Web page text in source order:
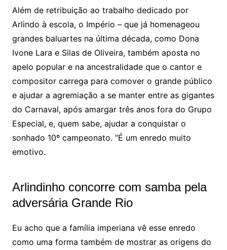
Além de retribuição ao trabalho dedicado por
Arlindo à escola, o Império – que já homenageou
grandes baluartes na última década, como Dona
Ivone Lara e Silas de Oliveira, também aposta no
apelo popular e na ancestralidade que o cantor e
compositor carrega para comover o grande público
e ajudar a agremiação a se manter entre as gigantes
do Carnaval, após amargar três anos fora do Grupo
Especial, e, quem sabe, ajudar a conquistar o
sonhado 10º campeonato. “É um enredo muito
emotivo.
Arlindinho concorre com samba pela
adversária Grande Rio
Eu acho que a família imperiana vê esse enredo
como uma forma também de mostrar as origens do